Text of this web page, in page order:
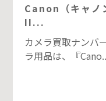
Canon（キャノ
II...
カメラ買取ナンバ
ラ用品は、『